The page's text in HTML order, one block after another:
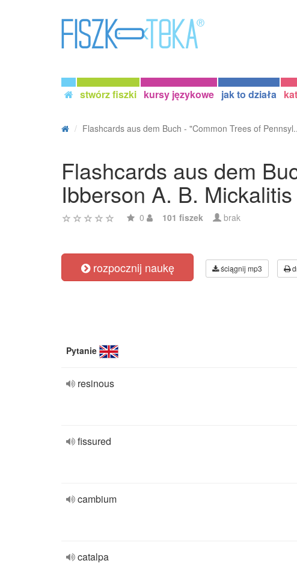
stwórz fiszki kursy językowe jak to działa
Flashcards aus dem Buch - "Common Trees of
Flashcards aus dem
Ibberson A. B.
0 101 fiszek brak
rozpocznij naukę ściągnij mp3
Pytanie
resinous
fissured
cambium
catalpa